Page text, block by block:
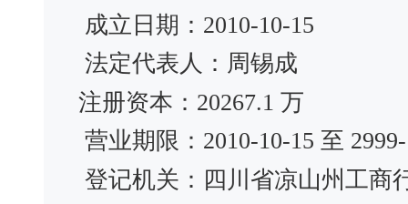
成立日期：2010-10-15
法定代表人：周锡成
注册资本：20267.1 万
营业期限：2010-10-15 至
登记机关：四川省凉山州工商